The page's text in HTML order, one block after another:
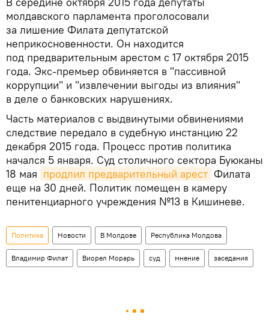
молдавского парламента проголосовали
за лишение Филата депутатской
неприкосновенности. Он находится
под предварительным арестом с 17 октября 2015
года. Экс-премьер обвиняется в "пассивной
коррупции" и "извлечении выгоды из влияния"
в деле о банковских нарушениях.
Часть материалов с выдвинутыми обвинениями
следствие передало в судебную инстанцию 22
декабря 2015 года. Процесс против политика
начался 5 января. Суд столичного сектора Буюканы
18 мая продлил предварительный арест Филата
еще на 30 дней. Политик помещен в камеру
пенитенциарного учреждения №13 в Кишиневе.
Политика Новости В Молдове Республика Молдова
Владимир Филат Виорел Морарь суд мнение заседания